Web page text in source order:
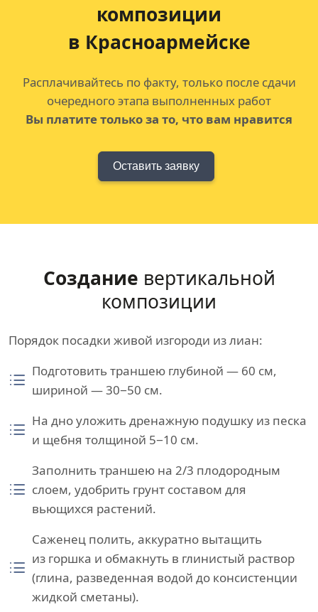
композиции
в Красноармейске
Расплачивайтесь по факту, только после сдачи
очередного этапа выполненных работ
Вы платите только за то, что вам нравится
Оставить заявку
Создание вертикальной
композиции
Порядок посадки живой изгороди из лиан:
Подготовить траншею глубиной — 60 см,
шириной — 30−50 см.
На дно уложить дренажную подушку из песка
и щебня толщиной 5−10 см.
Заполнить траншею на 2/3 плодородным
слоем, удобрить грунт составом для
вьющихся растений.
Саженец полить, аккуратно вытащить
из горшка и обмакнуть в глинистый раствор
(глина, разведенная водой до консистенции
жидкой сметаны).